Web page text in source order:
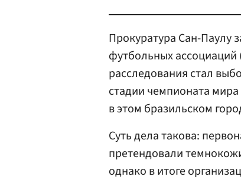
Прокуратура Сан-
футбольных
расследования стал
стадии чемпионата
в этом бразильском
Суть дела такова:
претендовали
однако в итоге